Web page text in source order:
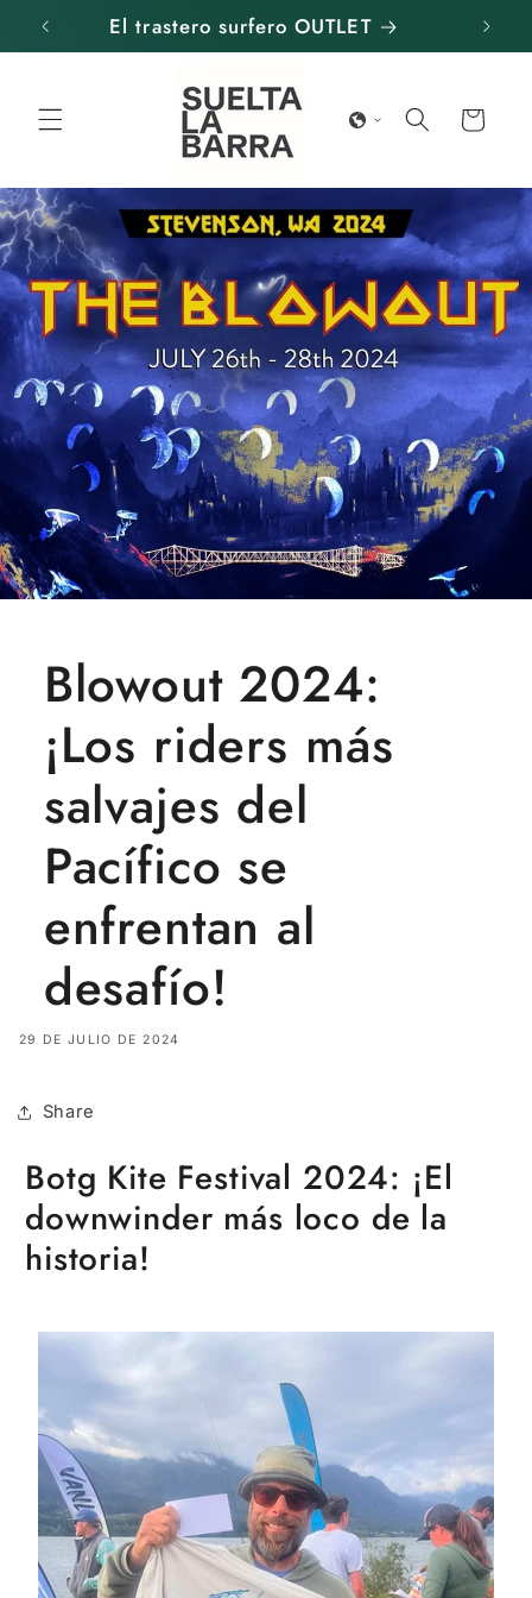
directamente
al contenido
El trastero surfero OUTLET
Carrito
Blowout 2024:
¡Los riders más
salvajes del
Pacífico se
enfrentan al
desafío!
29 DE JULIO DE 2024
Share
Botg Kite Festival 2024: ¡El
downwinder más loco de la
historia!